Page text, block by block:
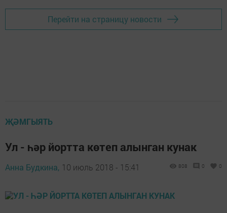
Перейти на страницу новости
ҖӘМГЫЯТЬ
Ул - һәр йортта көтеп алынган кунак
Анна Будкина, 10 июль 2018 - 15:41 808 0 0